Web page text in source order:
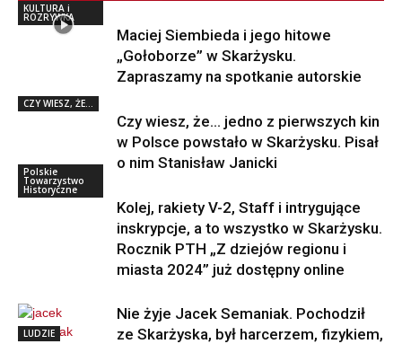
KULTURA i
ROZRYWKA
Maciej Siembieda i jego hitowe
„Gołoborze” w Skarżysku.
Zapraszamy na spotkanie autorskie
CZY WIESZ, ŻE...
Czy wiesz, że… jedno z pierwszych kin
w Polsce powstało w Skarżysku. Pisał
o nim Stanisław Janicki
Polskie
Towarzystwo
Historyczne
Kolej, rakiety V-2, Staff i intrygujące
inskrypcje, a to wszystko w Skarżysku.
Rocznik PTH „Z dziejów regionu i
miasta 2024” już dostępny online
LUDZIE
Nie żyje Jacek Semaniak. Pochodził
ze Skarżyska, był harcerzem, fizykiem,